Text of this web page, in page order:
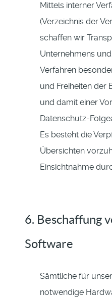
Mittels interner
(Verzeichnis der
schaffen wir
Unternehmens
Verfahren
und Freiheiten der
und damit einer
Datenschutz-
Es besteht die
Übersichten
Einsichtnahme
6. Beschaffung
Software
Sämtliche für
notwendige